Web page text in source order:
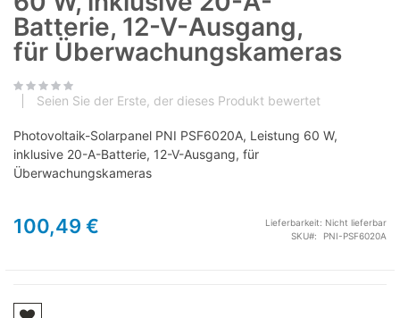
Batterie, 12-V-Ausgang,
für Überwachungskameras
Seien Sie der Erste, der dieses Produkt bewertet
Photovoltaik-Solarpanel PNI PSF6020A, Leistung 60 W,
inklusive 20-A-Batterie, 12-V-Ausgang, für
Überwachungskameras
100,49 € Lieferbarkeit: Nicht lieferbar
SKU
PNI-PSF6020A